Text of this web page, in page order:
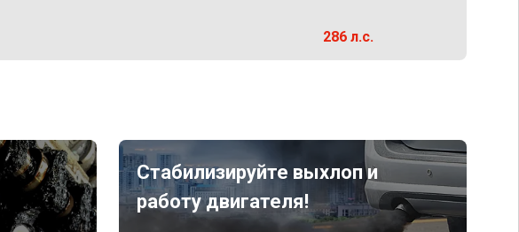
286 л.с.
Стабилизируйте выхлоп и
работу двигателя!